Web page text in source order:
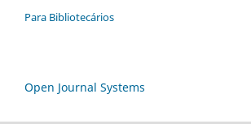
Para Bibliotecários
Open Journal Systems